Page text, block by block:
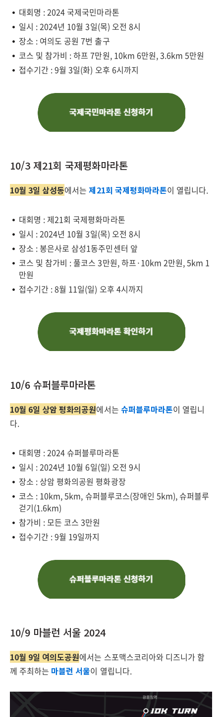
대회명 : 2024 국제국민마라톤
일시 : 2024년 10월 3일(목) 오전 8시
장소 : 여의도 공원 7번 출구
코스 및 참가비 : 하프 7만원, 10km 6만원, 3.6km 5만원
접수기간 : 9월 3일(화) 오후 6시까지
10/3 제21회 국제평화마라톤
10월 3일 삼성동에서는제21회 국제평화마라톤이 열립니다.
대회명 : 제21회 국제평화마라톤
일시 : 2024년 10월 3일(목) 오전 8시
장소 : 봉은사로 삼성1동주민센터 앞
코스 및 참가비 : 풀코스 3만원, 하프·10km 2만원, 5km 1
만원
접수기간 : 8월 11일(일) 오후 4시까지
10/6 슈퍼블루마라톤
10월 6일 상암 평화의공원에서는 슈퍼블루마라톤이 열립니
다.
대회명 : 2024 슈퍼블루마라톤
일시 : 2024년 10월 6일(일) 오전 9시
장소 : 상암 평화의공원 평화광장
코스 : 10km, 5km, 슈퍼블루코스(장애인 5km), 슈퍼블루
걷기(1.6km)
참가비 : 모든 코스 3만원
접수기간 : 9월 19일까지
10/9 마블런 서울 2024
10월 9일 여의도공원에서는 스포맥스코리아와 디즈니가 함
께 주최하는 마블런 서울이 열립니다.